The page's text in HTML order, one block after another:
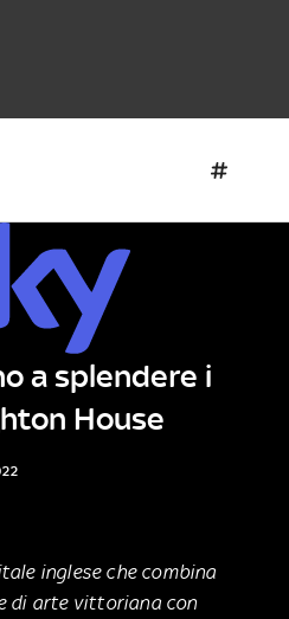
a splendere i
House
inglese che combina
di arte vittoriana con